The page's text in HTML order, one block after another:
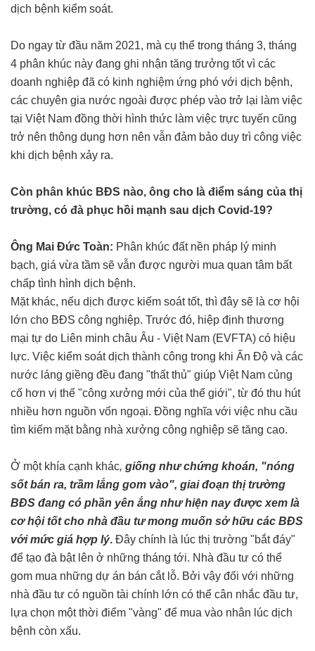
dịch bệnh kiểm soát.
Do ngay từ đầu năm 2021, mà cụ thể trong tháng 3, tháng
4 phân khúc này đang ghi nhận tăng trưởng tốt vì các
doanh nghiệp đã có kinh nghiệm ứng phó với dịch bệnh,
các chuyên gia nước ngoài được phép vào trở lại làm việc
tại Việt Nam đồng thời hình thức làm việc trực tuyến cũng
trở nên thông dụng hơn nên vẫn đảm bảo duy trì công việc
khi dịch bệnh xảy ra.
Còn phân khúc BĐS nào, ông cho là điểm sáng của thị
trường, có đà phục hồi mạnh sau dịch Covid-19?
Ông Mai Đức Toàn: Phân khúc đất nền pháp lý minh
bạch, giá vừa tầm sẽ vẫn được người mua quan tâm bất
chấp tình hình dịch bệnh.
Mặt khác, nếu dịch được kiếm soát tốt, thì đây sẽ là cơ hội
lớn cho BĐS công nghiệp. Trước đó, hiệp định thương
mại tự do Liên minh châu Âu - Việt Nam (EVFTA) có hiệu
lực. Việc kiểm soát dịch thành công trong khi Ấn Độ và các
nước láng giềng đều đang "thất thủ" giúp Việt Nam củng
cố hơn vị thế "công xưởng mới của thế giới", từ đó thu hút
nhiều hơn nguồn vốn ngoại. Đồng nghĩa với việc nhu cầu
tìm kiếm mặt bằng nhà xưởng công nghiệp sẽ tăng cao.
Ở một khía cạnh khác, giống như chứng khoán, "nóng
sốt bán ra, trầm lắng gom vào", giai đoạn thị trường
BĐS đang có phần yên ắng như hiện nay được xem là
cơ hội tốt cho nhà đầu tư mong muốn sở hữu các BĐS
với mức giá hợp lý. Đây chính là lúc thị trường "bắt đáy"
để tạo đà bật lên ở những tháng tới. Nhà đầu tư có thể
gom mua những dự án bán cắt lỗ. Bởi vậy đối với những
nhà đầu tư có nguồn tài chính lớn có thể cân nhắc đầu tư,
lựa chọn một thời điểm "vàng" để mua vào nhân lúc dịch
bệnh còn xấu.